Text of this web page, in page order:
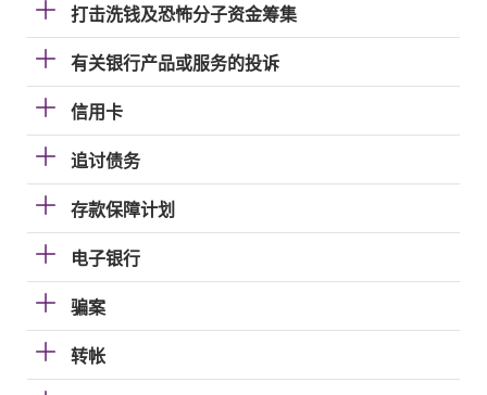
打击洗钱及恐怖分子资金筹集
有关银行产品或服务的投诉
信用卡
追讨债务
存款保障计划
电子银行
骗案
转帐